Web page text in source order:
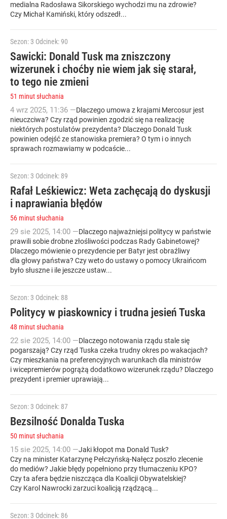
medialna Radosława Sikorskiego wychodzi mu na zdrowie?
Czy Michał Kamiński, który odszedł...
Sezon: 3 Odcinek: 90
Sawicki: Donald Tusk ma zniszczony
wizerunek i choćby nie wiem jak się starał,
to tego nie zmieni
51 minut słuchania
4 wrz 2025, 11:36 —Dlaczego umowa z krajami Mercosur jest
nieuczciwa? Czy rząd powinien zgodzić się na realizację
niektórych postulatów prezydenta? Dlaczego Donald Tusk
powinien odejść ze stanowiska premiera? O tym i o innych
sprawach rozmawiamy w podcaście...
Sezon: 3 Odcinek: 89
Rafał Leśkiewicz: Weta zachęcają do dyskusji
i naprawiania błędów
56 minut słuchania
29 sie 2025, 14:00 —Dlaczego najważniejsi politycy w państwie
prawili sobie drobne złośliwości podczas Rady Gabinetowej?
Dlaczego mówienie o prezydencie per Batyr jest obraźliwy
dla głowy państwa? Czy weto do ustawy o pomocy Ukraińcom
było słuszne i ile jeszcze ustaw...
Sezon: 3 Odcinek: 88
Politycy w piaskownicy i trudna jesień Tuska
48 minut słuchania
22 sie 2025, 14:00 —Dlaczego notowania rządu stale się
pogarszają? Czy rząd Tuska czeka trudny okres po wakacjach?
Czy mieszkania na preferencyjnych warunkach dla ministrów
i wicepremierów pogrążą dodatkowo wizerunek rządu? Dlaczego
prezydent i premier uprawiają...
Sezon: 3 Odcinek: 87
Bezsilność Donalda Tuska
50 minut słuchania
15 sie 2025, 14:00 —Jaki kłopot ma Donald Tusk?
Czy na minister Katarzynę Pełczyńską-Nałęcz poszło zlecenie
do mediów? Jakie błędy popełniono przy tłumaczeniu KPO?
Czy ta afera będzie niszcząca dla Koalicji Obywatelskiej?
Czy Karol Nawrocki zarzuci koalicją rządzącą...
Sezon: 3 Odcinek: 86